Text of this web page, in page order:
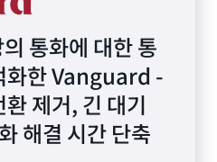
통화에 대한 통
화한 Vanguard -
제거, 긴 대기
해결 시간 단축